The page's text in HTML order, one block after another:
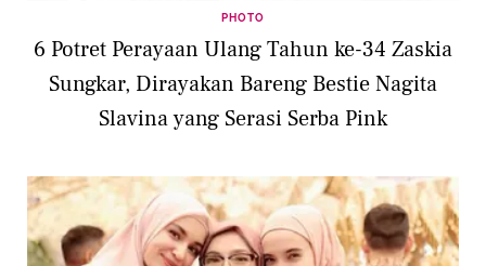
PHOTO
6 Potret Perayaan Ulang Tahun ke-34 Zaskia
Sungkar, Dirayakan Bareng Bestie Nagita
Slavina yang Serasi Serba Pink